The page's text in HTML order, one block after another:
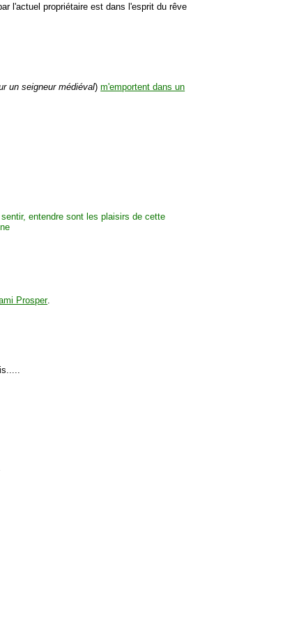
l'actuel propriétaire est dans l'esprit du rêve
un seigneur médiéval)m'emportent dans un
Prosper.